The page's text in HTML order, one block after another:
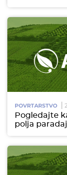
POVRTARSTVO
Pogledajte
polja